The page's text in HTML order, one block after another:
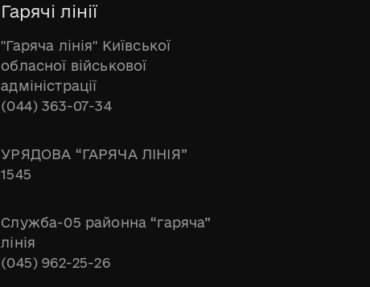
Гарячі лінії
"Гаряча лінія" Київської
обласної військової
адміністрації
(044) 363-07-34
УРЯДОВА “ГАРЯЧА ЛІНІЯ”
1545
Служба-05 районна “гаряча”
лінія
(045) 962-25-26